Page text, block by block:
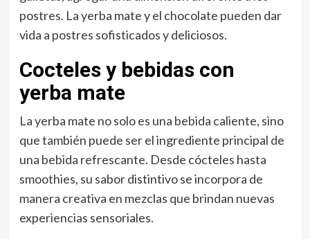
postres. La yerba mate y el chocolate pueden dar
vida a postres sofisticados y deliciosos.
Cocteles y bebidas con
yerba mate
La yerba mate no solo es una bebida caliente, sino
que también puede ser el ingrediente principal de
una bebida refrescante. Desde cócteles hasta
smoothies, su sabor distintivo se incorpora de
manera creativa en mezclas que brindan nuevas
experiencias sensoriales.